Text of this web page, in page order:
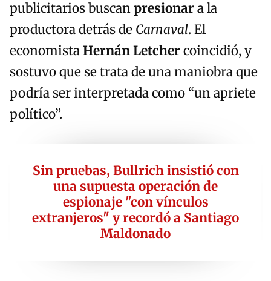
publicitarios buscanpresionara la
productora detrás de Carnaval. El
economistaHernán Letchercoincidió, y
sostuvo que se trata de una maniobra que
podría ser interpretada como “un apriete
político”.
Sin pruebas, Bullrich insistió con
una supuesta operación de
espionaje "con vínculos
extranjeros" y recordó a Santiago
Maldonado